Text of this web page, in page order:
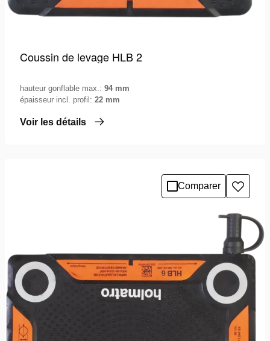
Coussin de levage HLB 2
hauteur gonflable max.: 94 mm
épaisseur incl. profil: 22 mm
Voir les détails
Comparer
à
la
liste
de